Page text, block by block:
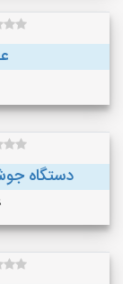
دستگاه